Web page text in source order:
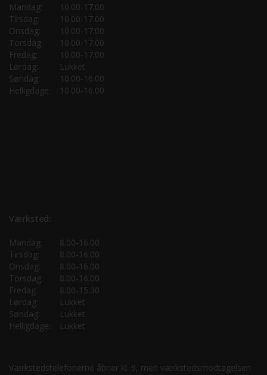
Mandag:
10.00-17.00
Tirsdag:
10.00-17.00
Onsdag:
10.00-17.00
Torsdag:
10.00-17.00
Fredag:
10.00-17.00
Lørdag:
Lukket
Søndag:
10.00-16.00
Helligdage:
10.00-16.00
Værksted:
Mandag:
8.00-16.00
Tirsdag:
8.00-16.00
Onsdag:
8.00-16.00
Torsdag:
8.00-16.00
Fredag:
8.00-15.30
Lørdag:
Lukket
Søndag:
Lukket
Helligdage:
Lukket
Værkstedstelefonerne åbner kl. 9, men værkstedsmodtagelsen